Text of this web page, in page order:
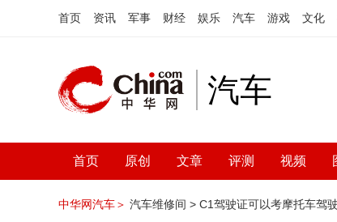
首页 资讯 军事 财经 娱乐 汽车 游戏 文化
汽车
首页 原创 文章 评测 视频
中华网汽车＞ 汽车维修间 > C1驾驶证可以考摩托车驾